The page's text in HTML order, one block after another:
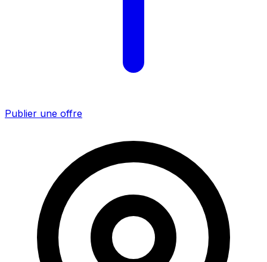
Publier une offre